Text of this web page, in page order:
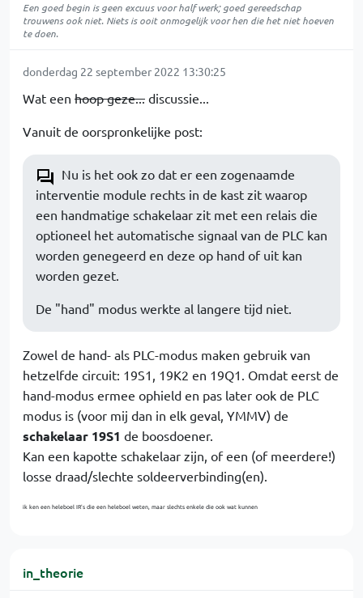
Een goed begin is geen excuus voor half werk; goed gereedschap
trouwens ook niet. Niets is ooit onmogelijk voor hen die het niet hoeven
te doen.
donderdag 22 september 2022 13:30:25
Wat een hoop geze... discussie...
Vanuit de oorspronkelijke post:
Nu is het ook zo dat er een zogenaamde
interventie module rechts in de kast zit waarop
een handmatige schakelaar zit met een relais die
optioneel het automatische signaal van de PLC kan
worden genegeerd en deze op hand of uit kan
worden gezet.
De "hand" modus werkte al langere tijd niet.
Zowel de hand- als PLC-modus maken gebruik van
hetzelfde circuit: 19S1, 19K2 en 19Q1. Omdat eerst de
hand-modus ermee ophield en pas later ook de PLC
modus is (voor mij dan in elk geval, YMMV) de
schakelaar 19S1 de boosdoener.
Kan een kapotte schakelaar zijn, of een (of meerdere!)
losse draad/slechte soldeerverbinding(en).
ik ken een heleboel IR's die een heleboel weten, maar slechts enkele die ook wat kunnen
in_theorie